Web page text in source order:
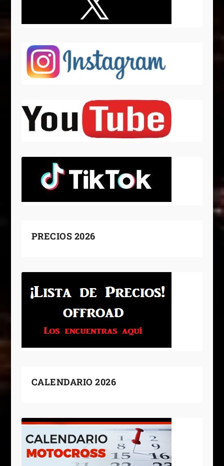
PRECIOS 2026
CALENDARIO 2026